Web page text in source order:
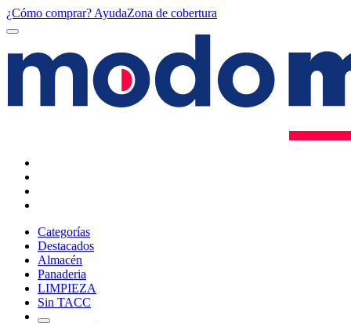
¿Cómo comprar? AyudaZona de cobertura
Categorías
Destacados
Almacén
Panaderia
LIMPIEZA
Sin TACC